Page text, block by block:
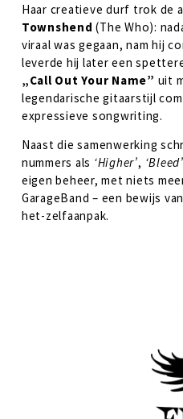
Haar creatieve durf trok de
Townshend (The Who):
viraal was gegaan, nam hij
„Call Out Your Name” uit
legendarische gitaarstijl
expressieve songwriting.
Naast die samenwerking
nummers als ‘Higher’, ‘Bleed’
eigen beheer, met niets
GarageBand – een bewijs
het-zelfaanpak.